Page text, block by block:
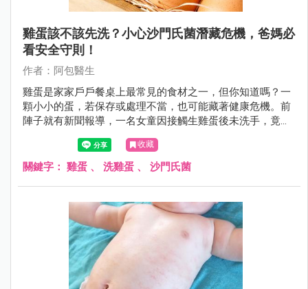
雞蛋該不該先洗？小心沙門氏菌潛藏危機，爸媽必
看安全守則！
作者：阿包醫生
雞蛋是家家戶戶餐桌上最常見的食材之一，但你知道嗎？一
顆小小的蛋，若保存或處理不當，也可能藏著健康危機。前
陣子就有新聞報導，一名女童因接觸生雞蛋後未洗手，竟感
染沙門氏菌高燒不退，讓許多爸媽聞之色變。到底雞蛋該怎
麼挑、怎麼洗、怎麼煮，才能吃得安心？今天就帶大家一起
把「雞蛋安全守則」好好學起來！
收藏
關鍵字： 雞蛋 、 洗雞蛋 、 沙門氏菌